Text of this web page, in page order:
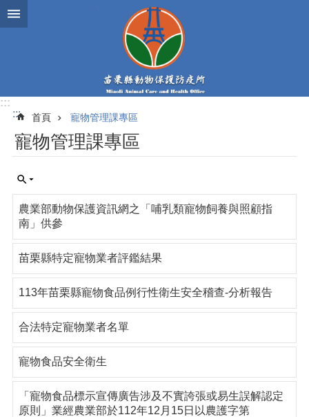
跳到主要內容區塊
:::
:::
首頁 寵物管理課專區
寵物管理課專區
農業部動物保護資訊網之「哺乳類寵物飼養與照顧指
南」供參
苗栗縣特定寵物業者評鑑結果
113年苗栗縣寵物食品例行性衛生安全稽查-分析報告
合法特定寵物業者名單
寵物食品安全衛生
「寵物食品標示宣傳廣告涉及不實誇張或易生誤解認定
原則」業經農業部於112年12月15日以農護字第